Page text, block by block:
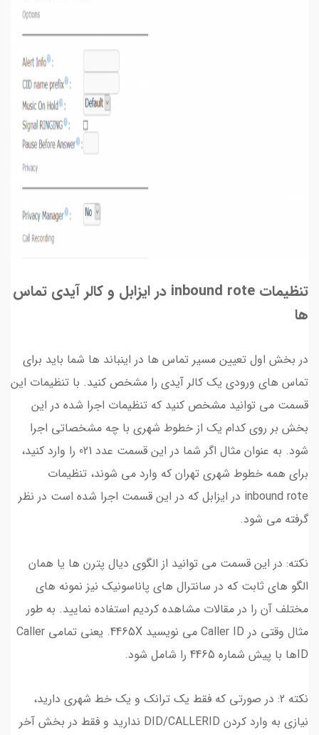
تنظیمات inbound rote در ایزابل و کالر آیدی تماس
ها
در بخش اول تعیین مسیر تماس ها در اینباند ها شما باید برای
تماس های ورودی یک کالر آیدی را مشخص کنید. با تنظیمات این
قسمت می توانید مشخص کنید که تنظیمات اجرا شده در این
بخش بر روی کدام یک از خطوط شهری با چه مشخصاتی اجرا
شود. به عنوان مثال اگر شما در این قسمت عدد 021 را وارد کنید،
برای همه خطوط شهری تهران که وارد می شوند، تنظیمات
inbound rote در ایزابل که در این قسمت اجرا شده است در نظر
گرفته می شود.
نکته: در این قسمت می توانید از الگوی دیال پترن ها یا همان
الگو های ثابت که در سانترال های پاناسونیک نیز نمونه های
مختلف آن را در مقالات مشاهده کردیم استفاده نمایید. به طور
مثال وقتي در Caller ID مي نويسيد 4465X. يعني تمامي Caller
ID‌ها با پيش شماره 4465 را شامل شود.
نکته 2: در صورتی که فقط یک ترانک و یک خط شهری دارید،
نیازی به وارد کردن DID/CALLERID ندارید و فقط در بخش آخر